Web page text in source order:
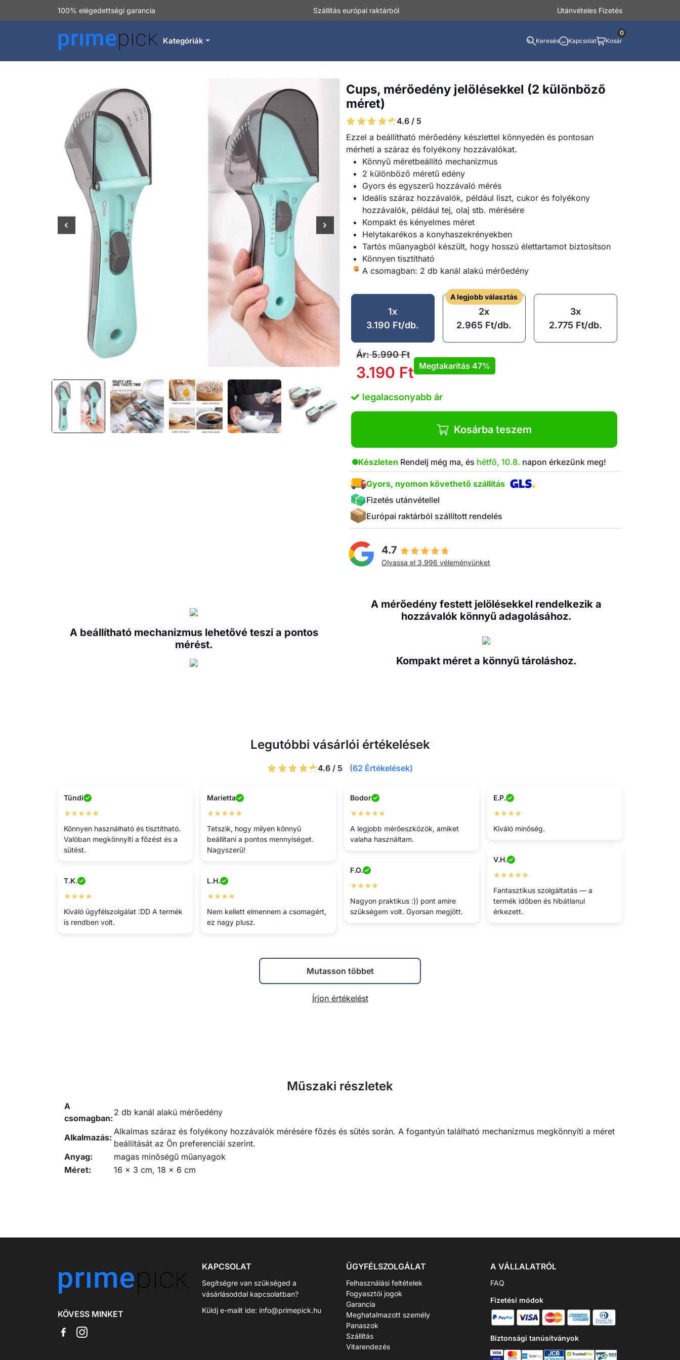
100% elégedettségi garancia Szállítás európai raktárból Utánvételes Fizetés
Kategóriák Keresés Kapcsolat Kosár
0
Cups, mérőedény jelölésekkel (2 különböző
méret)
4.6 / 5
Ezzel a beállítható mérőedény készlettel könnyedén és pontosan
mérheti a száraz és folyékony hozzávalókat.
Könnyű méretbeállító mechanizmus
2 különböző méretű edény
Gyors és egyszerű hozzávaló mérés
Ideális száraz hozzávalók, például liszt, cukor és folyékony
hozzávalók, például tej, olaj stb. mérésére
Kompakt és kényelmes méret
Helytakarékos a konyhaszekrényekben
Tartós műanyagból készült, hogy hosszú élettartamot biztosítson
Könnyen tisztítható
A csomagban: 2 db kanál alakú mérőedény
1x
3.190 Ft/db.
A legjobb választás
2x
2.965 Ft/db.
3x
2.775 Ft/db.
Ár:5.990Ft
3.190 Ft Megtakarítás 47%
legalacsonyabb ár
Kosárba teszem
Készleten Rendelj még ma, és hétfő, 10.8. napon érkezünk meg!
Gyors, nyomon követhető szállítás
Fizetés utánvétellel
Európai raktárból szállított rendelés
4.7
Olvassa el 3,996 véleményünket
A mérőedény festett jelölésekkel rendelkezik a
hozzávalók könnyű adagolásához.
A beállítható mechanizmus lehetővé teszi a pontos
mérést.
Kompakt méret a könnyű tároláshoz.
Legutóbbi vásárlói értékelések
4.6 / 5 (62 Értékelések)
Tündi
★★★★★
Könnyen használható és tisztítható.
Valóban megkönnyíti a főzést és a
sütést.
Marietta
★★★★★
Tetszik, hogy milyen könnyű
beállítani a pontos mennyiséget.
Nagyszerű!
Bodor
★★★★★
A legjobb mérőeszközök, amiket
valaha használtam.
E.P.
★★★★
Kiváló minőség.
V.H.
★★★★★
Fantasztikus szolgáltatás — a
termék időben és hibátlanul
érkezett.
F.O.
★★★★
Nagyon praktikus :)) pont amire
szükségem volt. Gyorsan megjött.
T.K.
★★★★
Kiváló ügyfélszolgálat :DD A termék
is rendben volt.
L.H.
★★★★
Nem kellett elmennem a csomagért,
ez nagy plusz.
Mutasson többet
Írjon értékelést
Műszaki részletek
A
csomagban:
2 db kanál alakú mérőedény
Alkalmazás:
Alkalmas száraz és folyékony hozzávalók mérésére főzés és sütés során. A fogantyún található mechanizmus megkönnyíti a méret
beállítását az Ön preferenciái szerint.
Anyag:
magas minőségű műanyagok
Méret:
16 x 3 cm, 18 x 6 cm
KÖVESS MINKET
KAPCSOLAT
Segítségre van szükséged a
vásárlásoddal kapcsolatban?
Küldj e-mailt ide: info@primepick.hu
ÜGYFÉLSZOLGÁLAT
Felhasználási feltételek
Fogyasztói jogok
Garancia
Meghatalmazott személy
Panaszok
Szállítás
Vitarendezés
A VÁLLALATRÓL
FAQ
Fizetési módok
Biztonsági tanúsítványok